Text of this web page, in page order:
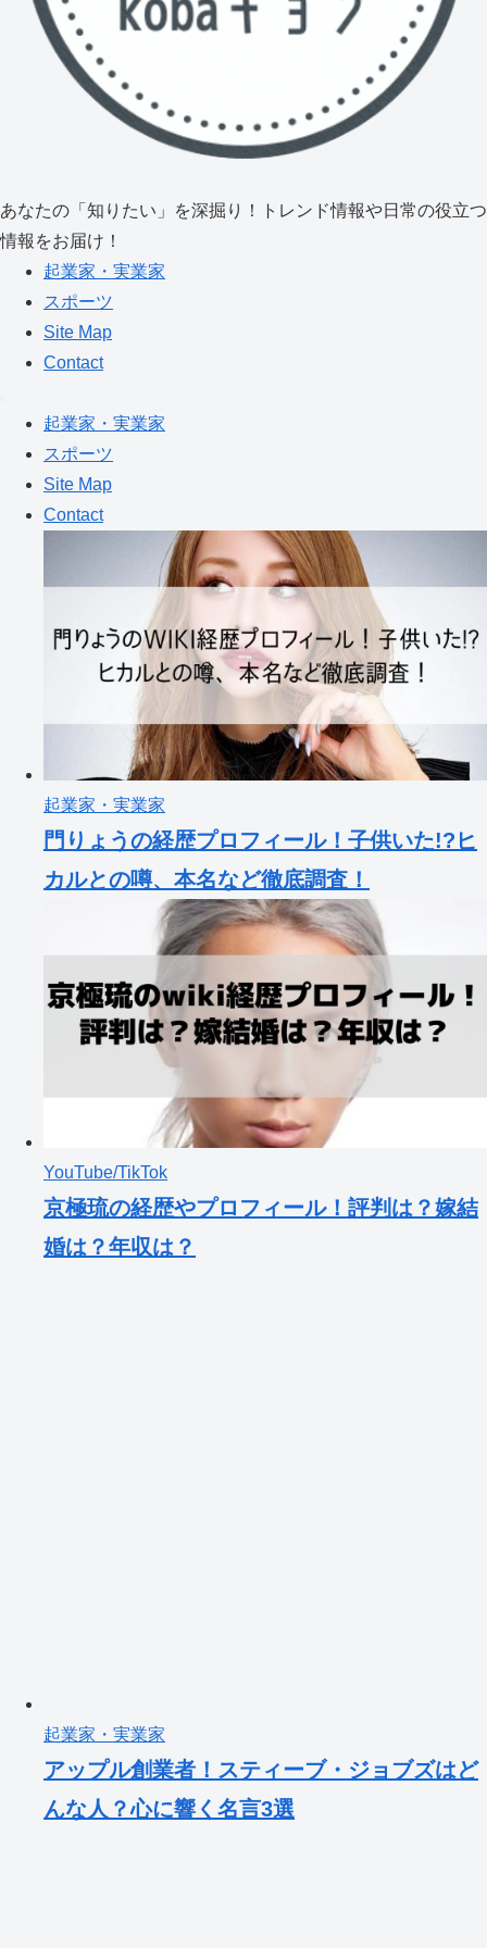
あなたの「知りたい」を深掘り！トレンド情報や日常の役立つ
情報をお届け！
起業家・実業家
スポーツ
Site Map
Contact
起業家・実業家
スポーツ
Site Map
Contact
起業家・実業家
門りょうの経歴プロフィール！子供いた!?ヒ
カルとの噂、本名など徹底調査！
YouTube/TikTok
京極琉の経歴やプロフィール！評判は？嫁結
婚は？年収は？
起業家・実業家
アップル創業者！スティーブ・ジョブズはど
んな人？心に響く名言3選